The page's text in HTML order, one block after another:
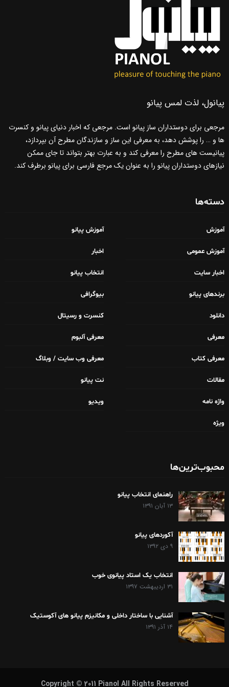
پیانول، لذت لمس پیانو
مرجعی برای دوستداران ساز پیانو است. مرجعی که اخبار دنیای پیانو و کنسرت
ها و … را پوشش دهد، به معرفی این ساز و سازندگان مطرح آن بپردازد،
پیانیست های مطرح را معرفی کند و به عبارت بهتر بتواند تا جای ممکن
نیازهای دوستداران پیانو را به عنوان یک مرجع فارسی برای پیانو برطرف کند.
دسته‌ها
آموزش آموزش پیانو
آموزش عمومی اخبار
اخبار سایت انتخاب پیانو
برندهای پیانو بیوگرافی
دانلود کنسرت و رسیتال
معرفی معرفی آلبوم
معرفی کتاب معرفی وب سایت / وبلاگ
مقالات نت پیانو
واژه نامه ویدیو
ویژه
محبوب‌ترین‌ها
راهنمای انتخاب پیانو
۱۳ آبان ۱۳۹۱
آکوردهای پیانو
۹ دی ۱۳۹۲
انتخاب یک استاد پیانوی خوب
۳۱ اردیبهشت ۱۳۹۷
آشنایی با ساختار داخلی و مکانیزم پیانو های آکوستیک
۱۴ آذر ۱۳۹۱
Copyright © 2011 Pianol All Rights Reserved